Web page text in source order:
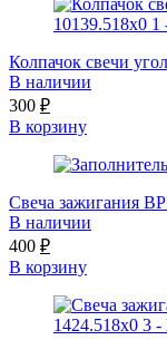
Колпачок свечи
В наличии
300 ₽
В корзину
Свеча зажигания
В наличии
400 ₽
В корзину